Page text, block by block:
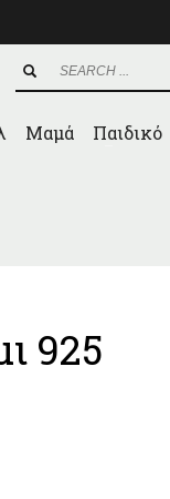
Μαμά Παιδικό
925